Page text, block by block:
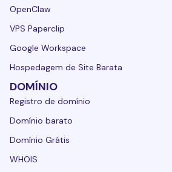
OpenClaw
VPS Paperclip
Google Workspace
Hospedagem de Site Barata
DOMÍNIO
Registro de domínio
Domínio barato
Domínio Grátis
WHOIS